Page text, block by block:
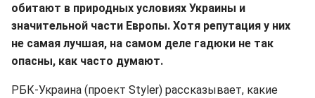
обитают в природных условиях Украины и
значительной части Европы. Хотя репутация у них
не самая лучшая, на самом деле гадюки не так
опасны, как часто думают.
РБК-Украина (проект Styler) рассказывает, какие